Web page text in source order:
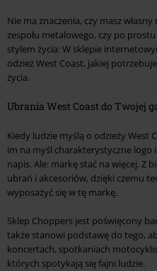
Nie ma znaczenia, czy masz
zespołu metalowego, czy po
stylem życia: W sklepie
odzież West Coast, jakiej
życia.
Ubrania West Coast do Twojej
Kiedy ludzie myślą o odzieży West
im na myśl charakterystyczne
napis. Ale: markę stać na więcej. Z
ubrań i akcesoriów, dzięki czemu
wyposażyć się w tę markę.
Sklep Choppers jest poświęcony
także stanowi podstawę do tego,
koncertach, spotkaniach
których spotykają się fajni ludzie.